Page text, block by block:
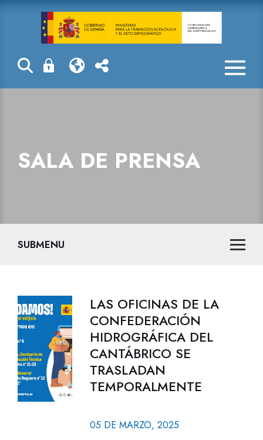
Sala de prensa
SALA DE PRENSA
SUBMENU
LAS OFICINAS DE LA
CONFEDERACIÓN
HIDROGRÁFICA DEL
CANTÁBRICO SE
TRASLADAN
TEMPORALMENTE
05 DE MARZO, 2025